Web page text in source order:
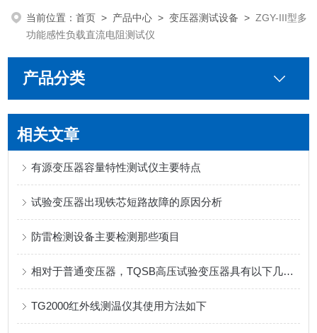
当前位置：首页 > 产品中心 >变压器测试设备 >ZGY-III型多
功能感性负载直流电阻测试仪
产品分类
相关文章
有源变压器容量特性测试仪主要特点
试验变压器出现铁芯短路故障的原因分析
防雷检测设备主要检测那些项目
相对于普通变压器，TQSB高压试验变压器具有以下几个优势
TG2000红外线测温仪其使用方法如下